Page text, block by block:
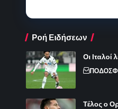
Ροή Ειδήσεων
Οι Ιταλοί
Τέλος ο